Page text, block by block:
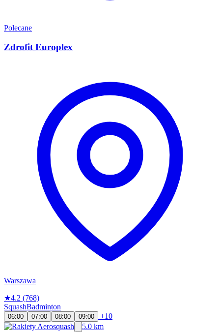
Polecane
Zdrofit Europlex
Warszawa
★4.2 (768)
SquashBadminton
06:00 07:00 08:00 09:00
+10
5.0 km